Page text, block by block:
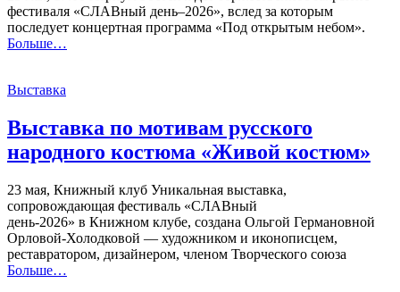
фестиваля «СЛАВный день–2026», вслед за которым
последует концертная программа «Под открытым небом».
Больше…
Выставка
Выставка по мотивам русского
народного костюма «Живой костюм»
23 мая, Книжный клуб Уникальная выставка,
сопровождающая фестиваль «СЛАВный
день-2026» в Книжном клубе, создана Ольгой Германовной
Орловой-Холодковой — художником и иконописцем,
реставратором, дизайнером, членом Творческого союза
Больше…